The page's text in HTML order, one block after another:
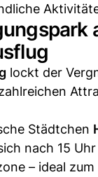
lockt der
Städtchen
nach 15
– ideal